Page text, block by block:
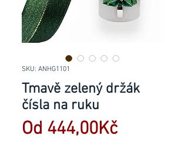
SKU: ANHG1101
Tmavě zelený držák
čísla na ruku
Od 444,00Kč